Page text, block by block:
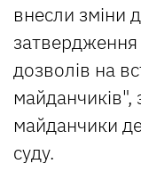
внесли зміни
дозволів на
майданчиків",
майданчики
суду.